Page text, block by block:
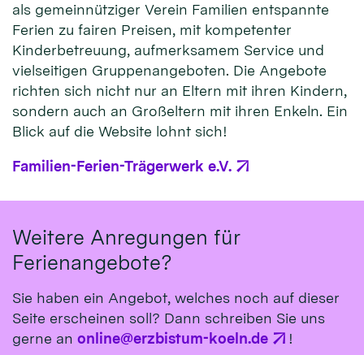
als gemeinnütziger Verein Familien entspannte
Ferien zu fairen Preisen, mit kompetenter
Kinderbetreuung, aufmerksamem Service und
vielseitigen Gruppenangeboten. Die Angebote
richten sich nicht nur an Eltern mit ihren Kindern,
sondern auch an Großeltern mit ihren Enkeln. Ein
Blick auf die Website lohnt sich!
Familien-Ferien-Trägerwerk e.V.
Weitere Anregungen für
Ferienangebote?
Sie haben ein Angebot, welches noch auf dieser
Seite erscheinen soll? Dann schreiben Sie uns
gerne an online@erzbistum-koeln.de !